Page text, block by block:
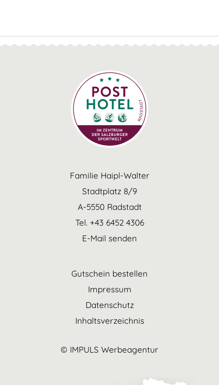
Familie Haipl-Walter
Stadtplatz 8/9
A-5550 Radstadt
Tel. +43 6452 4306
E-Mail senden
Gutschein bestellen
Impressum
Datenschutz
Inhaltsverzeichnis
© IMPULS Werbeagentur